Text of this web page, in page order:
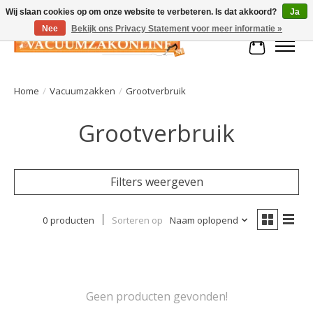
Home / Vacuumzakken / Grootverbruik
Grootverbruik
Filters weergeven
0 producten Sorteren op Naam oplopend
Geen producten gevonden!
Wij slaan cookies op om onze website te verbeteren. Is dat akkoord?
Ja
Nee
Bekijk ons Privacy Statement voor meer informatie »